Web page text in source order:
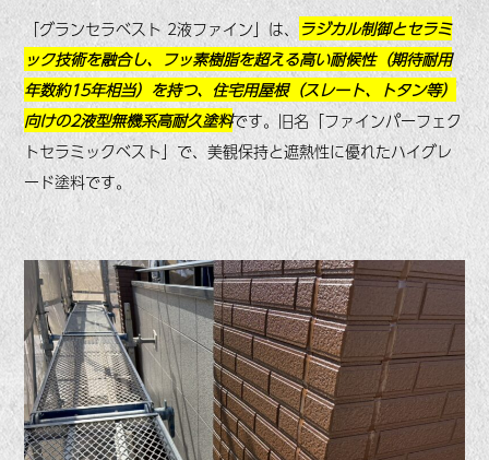
「グランセラベスト 2液ファイン」は、 ラジカル制御とセラミ
ック技術を融合し、フッ素樹脂を超える高い耐候性（期待耐用
年数約15年相当）を持つ、住宅用屋根（スレート、トタン等）
向けの2液型無機系高耐久塗料です。旧名「ファインパーフェク
トセラミックベスト」で、美観保持と遮熱性に優れたハイグレ
ード塗料です。